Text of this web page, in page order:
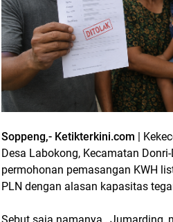
Soppeng,- Ketikterkini.com |
Desa Labokong, Kecamatan
permohonan pemasangan KWH
PLN dengan alasan kapasitas